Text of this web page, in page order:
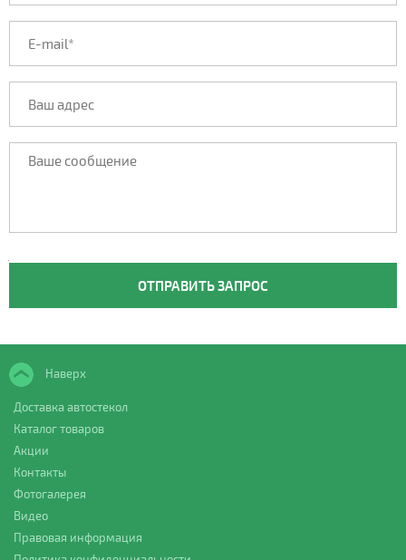
Наверх
Доставка автостекол
Каталог товаров
Акции
Контакты
Фотогалерея
Видео
Правовая информация